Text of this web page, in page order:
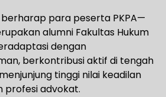
berharap para peserta PKPA—
alumni Fakultas Hukum
dengan
berkontribusi aktif di tengah
tinggi nilai keadilan
profesi advokat.